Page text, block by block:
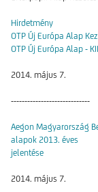
Hirdetmény
OTP Új Európa Alap
OTP Új Európa Alap -
2014. május 7.
-----------------------------
Aegon Magyarország
alapok 2013. éves
jelentése
2014. május 7.